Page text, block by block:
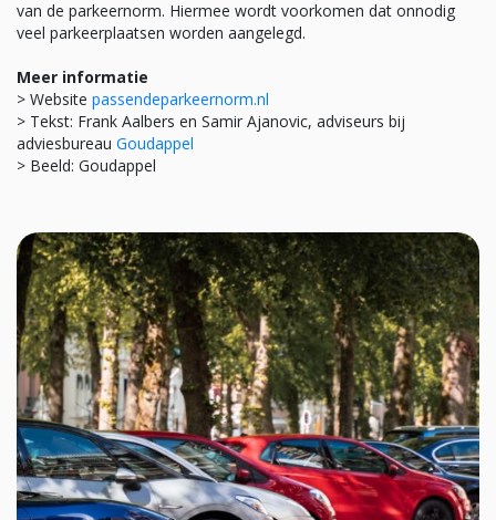
van de parkeernorm. Hiermee wordt voorkomen dat onnodig
veel parkeerplaatsen worden aangelegd.
Meer informatie
> Website passendeparkeernorm.nl
> Tekst: Frank Aalbers en Samir Ajanovic, adviseurs bij
adviesbureau Goudappel
> Beeld: Goudappel